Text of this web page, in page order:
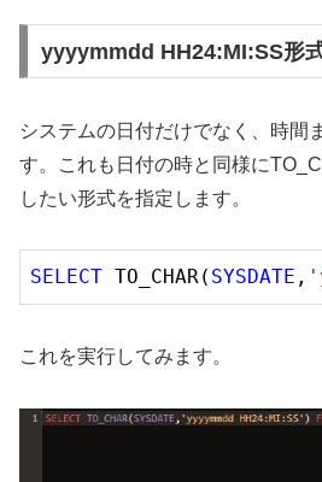
yyyymmdd HH24:MI:SS形
システムの日付だけでなく、時間
す。これも日付の時と同様に
したい形式を指定します。
SELECT TO_CHAR( SYSDATE ,
これを実行してみます。